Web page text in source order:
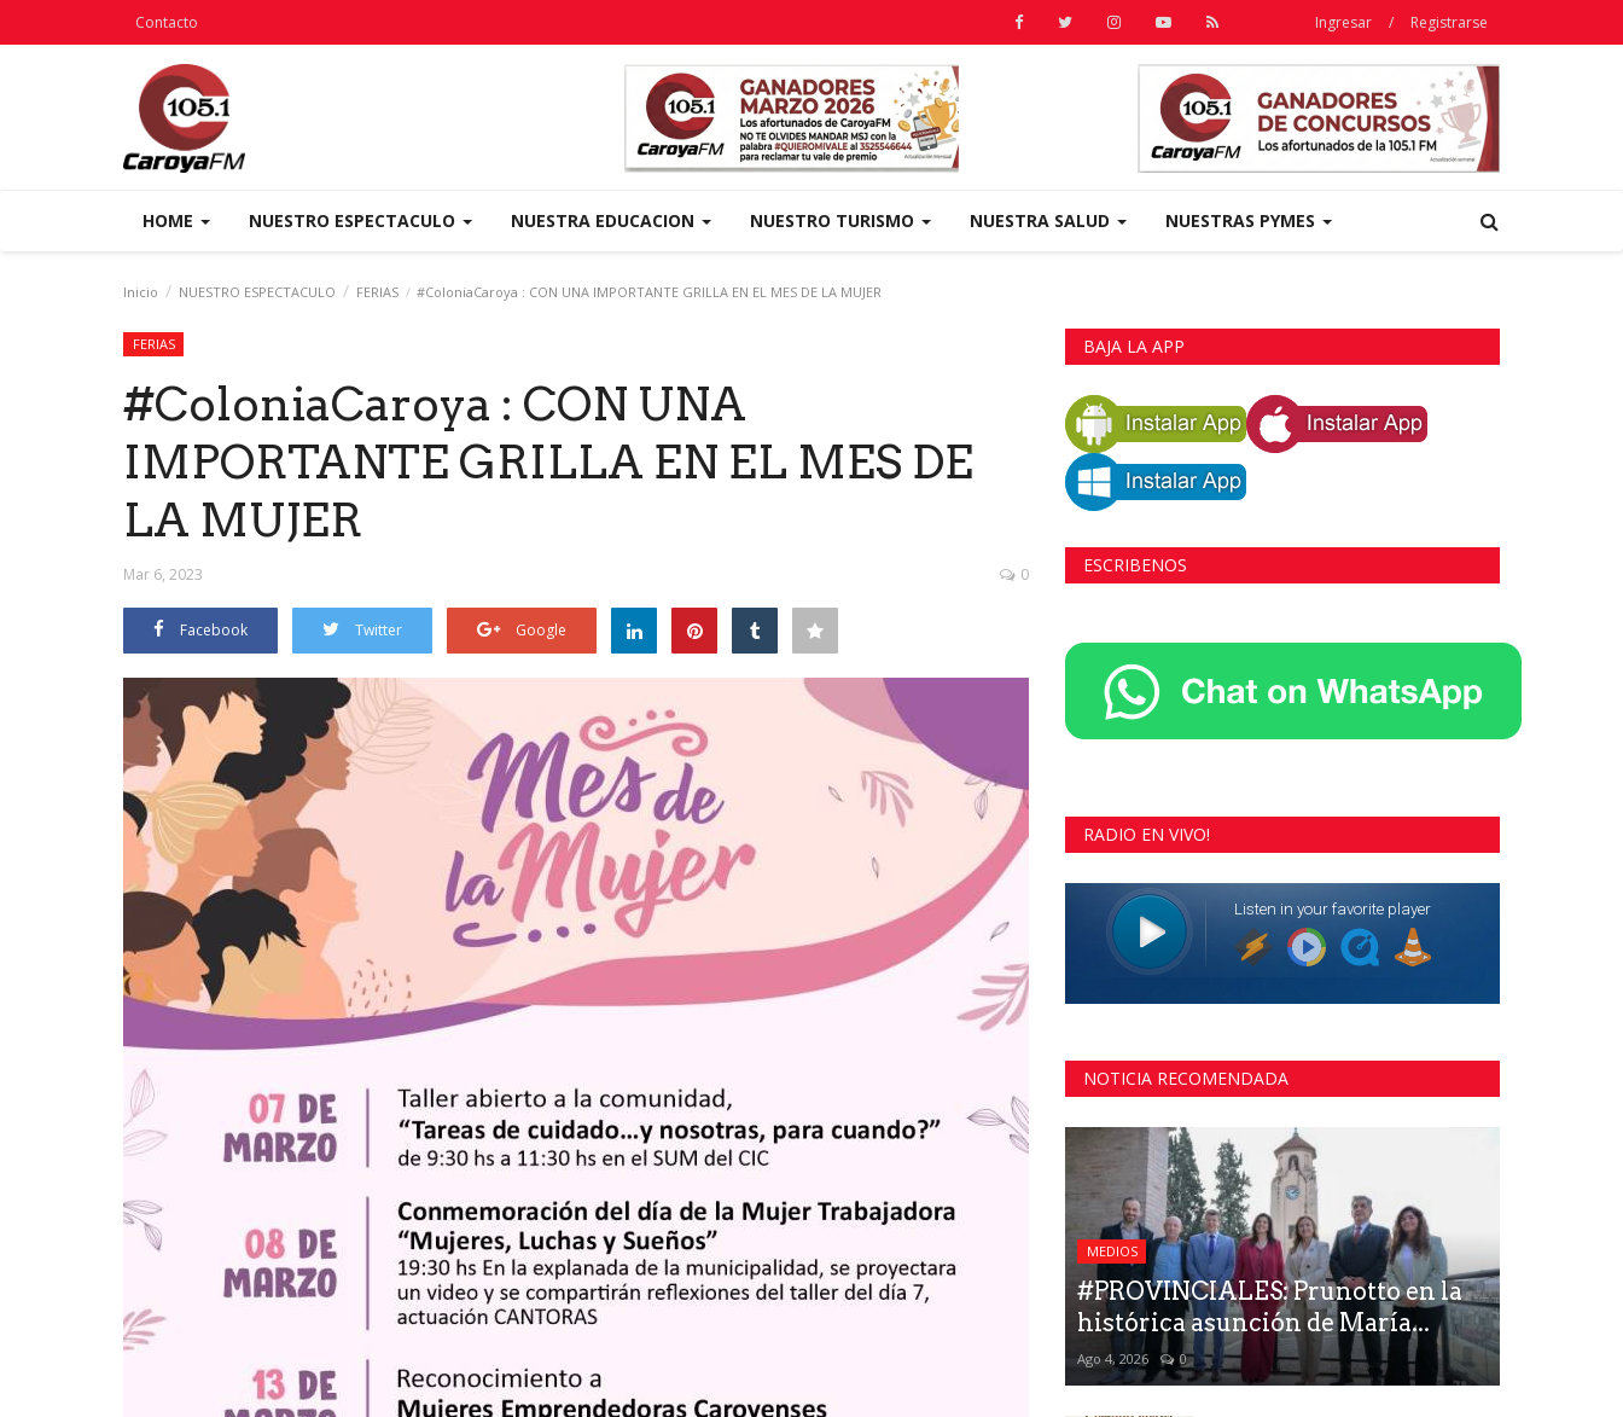
Contacto Ingresar / Registrarse
HOME NUESTRO ESPECTACULO NUESTRA EDUCACION NUESTRO TURISMO NUESTRA SALUD NUESTRAS PYMES
Inicio NUESTRO ESPECTACULO FERIAS #ColoniaCaroya : CON UNA IMPORTANTE GRILLA EN EL MES DE LA MUJER
FERIAS
#ColoniaCaroya : CON UNA
IMPORTANTE GRILLA EN EL MES DE
LA MUJER
Mar 6, 2023 0
Facebook Twitter Google
BAJA LA APP
ESCRIBENOS
RADIO EN VIVO!
NOTICIA RECOMENDADA
MEDIOS
#PROVINCIALES: Prunotto en la
histórica asunción de María...
Ago 4, 2026 0